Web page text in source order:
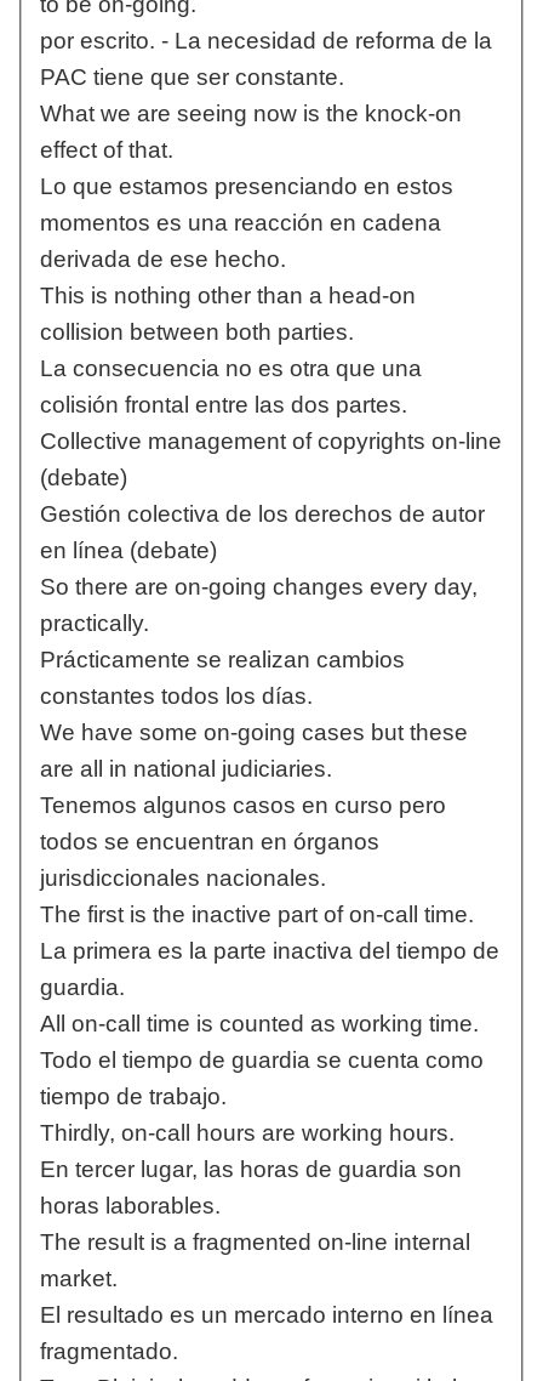
por escrito. - La necesidad de reforma de la
PAC tiene que ser constante.
What we are seeing now is the knock-on
effect of that.
Lo que estamos presenciando en estos
momentos es una reacción en cadena
derivada de ese hecho.
This is nothing other than a head-on
collision between both parties.
La consecuencia no es otra que una
colisión frontal entre las dos partes.
Collective management of copyrights on-line
(debate)
Gestión colectiva de los derechos de autor
en línea (debate)
So there are on-going changes every day,
practically.
Prácticamente se realizan cambios
constantes todos los días.
We have some on-going cases but these
are all in national judiciaries.
Tenemos algunos casos en curso pero
todos se encuentran en órganos
jurisdiccionales nacionales.
The first is the inactive part of on-call time.
La primera es la parte inactiva del tiempo de
guardia.
All on-call time is counted as working time.
Todo el tiempo de guardia se cuenta como
tiempo de trabajo.
Thirdly, on-call hours are working hours.
En tercer lugar, las horas de guardia son
horas laborables.
The result is a fragmented on-line internal
market.
El resultado es un mercado interno en línea
fragmentado.